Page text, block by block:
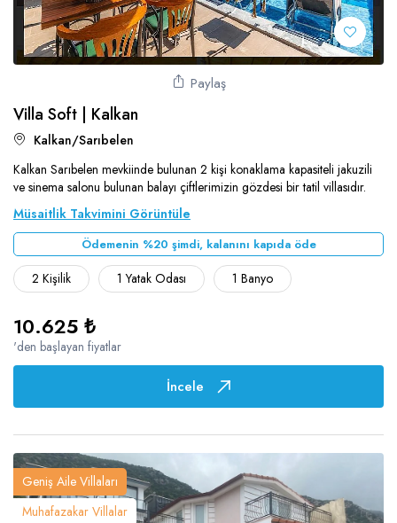
Paylaş
Villa Soft | Kalkan
Kalkan/Sarıbelen
Kalkan Sarıbelen mevkiinde bulunan 2 kişi konaklama kapasiteli jakuzili
ve sinema salonu bulunan balayı çiftlerimizin gözdesi bir tatil villasıdır.
Müsaitlik Takvimini Görüntüle
Ödemenin %20 şimdi, kalanını kapıda öde
2 Kişilik 1 Yatak Odası 1 Banyo
10.625 ₺
'den başlayan fiyatlar
İncele
Geniş Aile Villaları
Muhafazakar Villalar